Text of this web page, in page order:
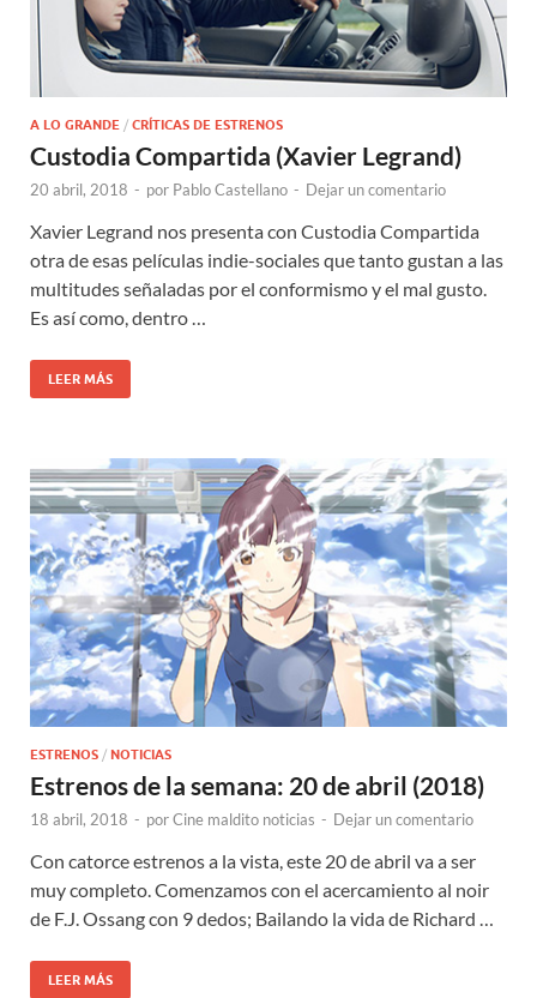
A LO GRANDE / CRÍTICAS DE ESTRENOS
Custodia Compartida (Xavier Legrand)
20 abril, 2018 - por Pablo Castellano - Dejar un comentario
Xavier Legrand nos presenta con Custodia Compartida
otra de esas películas indie-sociales que tanto gustan a las
multitudes señaladas por el conformismo y el mal gusto.
Es así como, dentro …
LEER MÁS
ESTRENOS / NOTICIAS
Estrenos de la semana: 20 de abril (2018)
18 abril, 2018 - porCine maldito noticias - Dejar un comentario
Con catorce estrenos a la vista, este 20 de abril va a ser
muy completo. Comenzamos con el acercamiento al noir
de F.J. Ossang con 9 dedos; Bailando la vida de Richard …
LEER MÁS